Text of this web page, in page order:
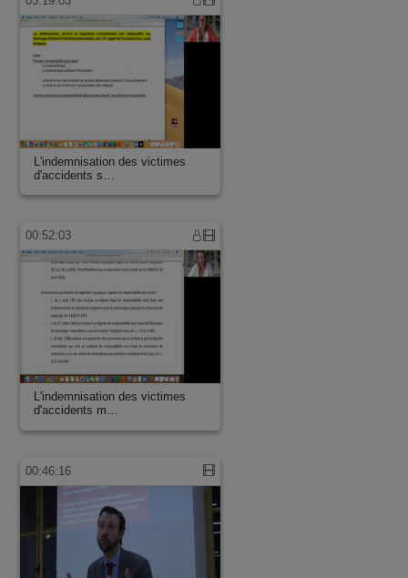
L'indemnisation des victimes
d'accidents s…
00:52:03
L'indemnisation des victimes
d'accidents m…
00:46:16